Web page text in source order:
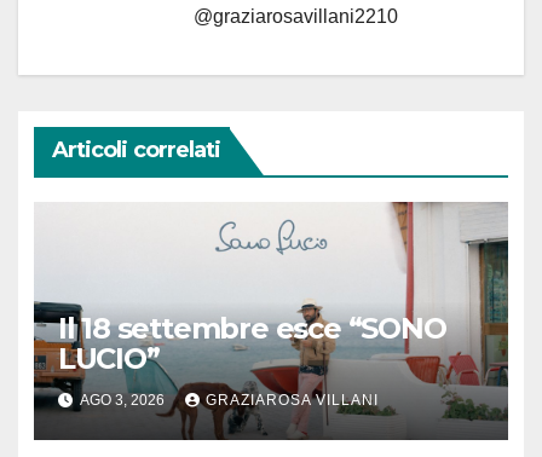
@graziarosavillani2210
Articoli correlati
Il 18 settembre esce “SONO
LUCIO”
AGO 3, 2026 GRAZIAROSA VILLANI